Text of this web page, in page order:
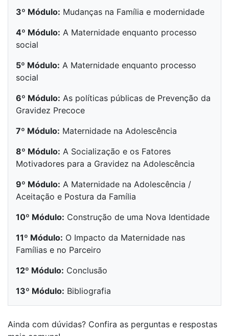
3º Módulo: Mudanças na Família e modernidade
4º Módulo: A Maternidade enquanto processo
social
5º Módulo: A Maternidade enquanto processo
social
6º Módulo: As políticas públicas de Prevenção da
Gravidez Precoce
7º Módulo: Maternidade na Adolescência
8º Módulo: A Socialização e os Fatores
Motivadores para a Gravidez na Adolescência
9º Módulo: A Maternidade na Adolescência /
Aceitação e Postura da Família
10º Módulo: Construção de uma Nova Identidade
11º Módulo: O Impacto da Maternidade nas
Famílias e no Parceiro
12º Módulo: Conclusão
13º Módulo: Bibliografia
Ainda com dúvidas? Confira as perguntas e respostas